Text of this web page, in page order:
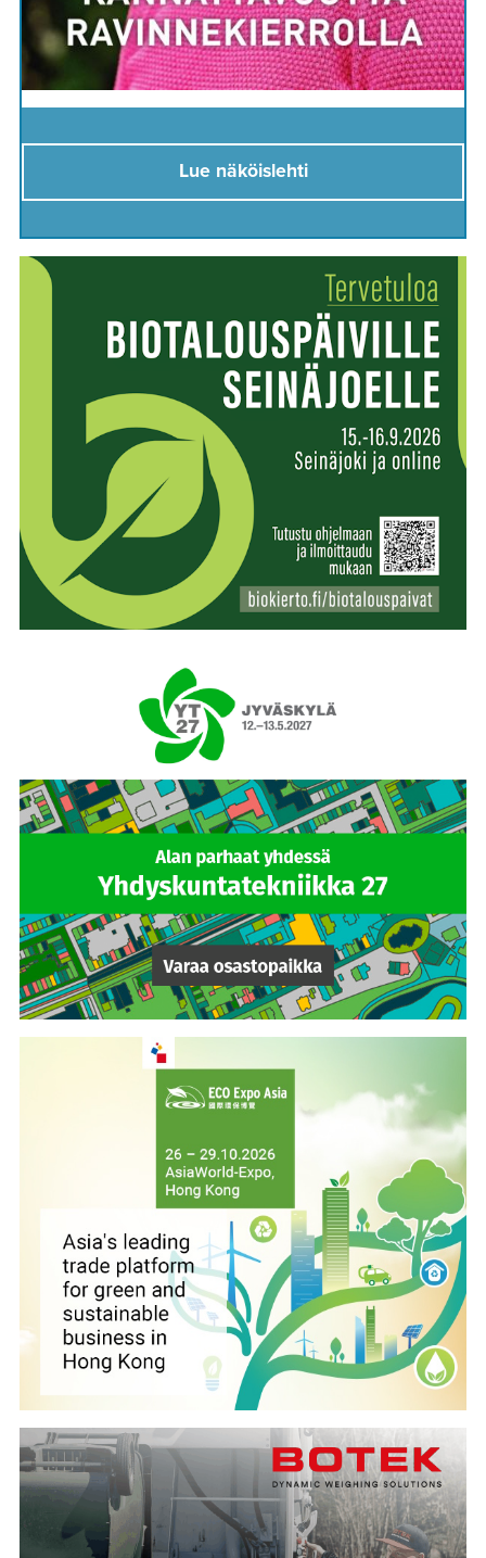
Lue näköislehti